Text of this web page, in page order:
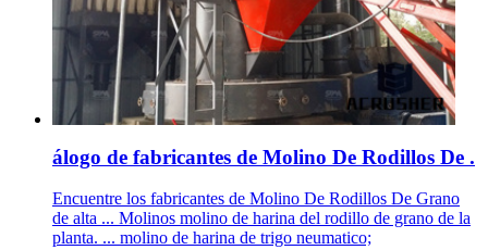
álogo de fabricantes de Molino De Rodillos De .
Encuentre los fabricantes de Molino De Rodillos De Grano
de alta ... Molinos molino de harina del rodillo de grano de la
planta. ... molino de harina de trigo neumatico;